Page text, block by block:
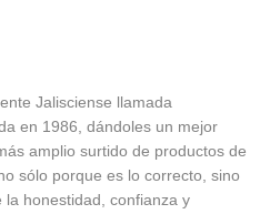
Jalisciense llamada
en 1986, dándoles un mejor
amplio surtido de productos de
sólo porque es lo correcto, sino
honestidad, confianza y